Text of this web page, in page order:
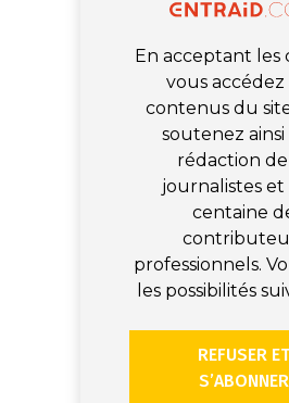
En acceptant les
vous accédez
contenus du
soutenez
rédaction de
journalistes
centaine
professionnels.
les possibilités
REFUSER ET
S’ABONNER